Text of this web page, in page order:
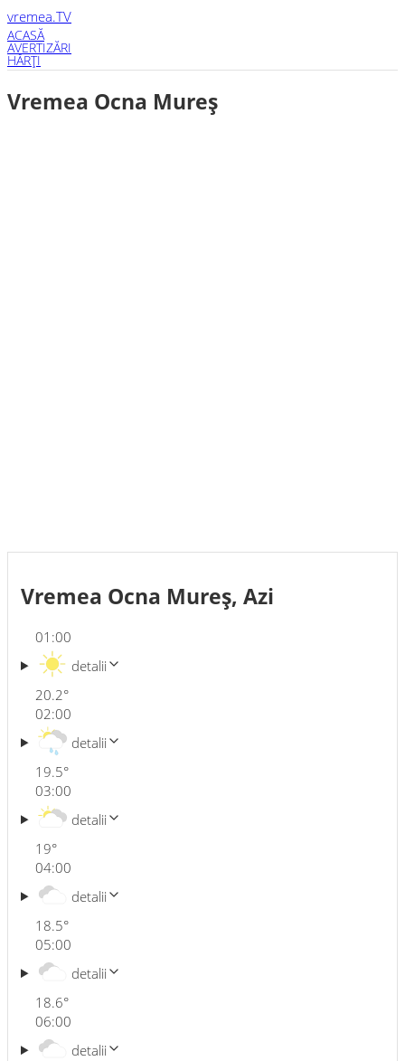
vremea.TV
ACASĂ
AVERTIZĂRI
HĂRŢI
Vremea Ocna Mureş
Vremea Ocna Mureş, Azi
01:00
20.2°
detalii
02:00
19.5°
detalii
03:00
19°
detalii
04:00
18.5°
detalii
05:00
18.6°
detalii
06:00
detalii